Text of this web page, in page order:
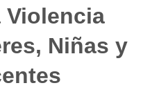
Violencia
Niñas y